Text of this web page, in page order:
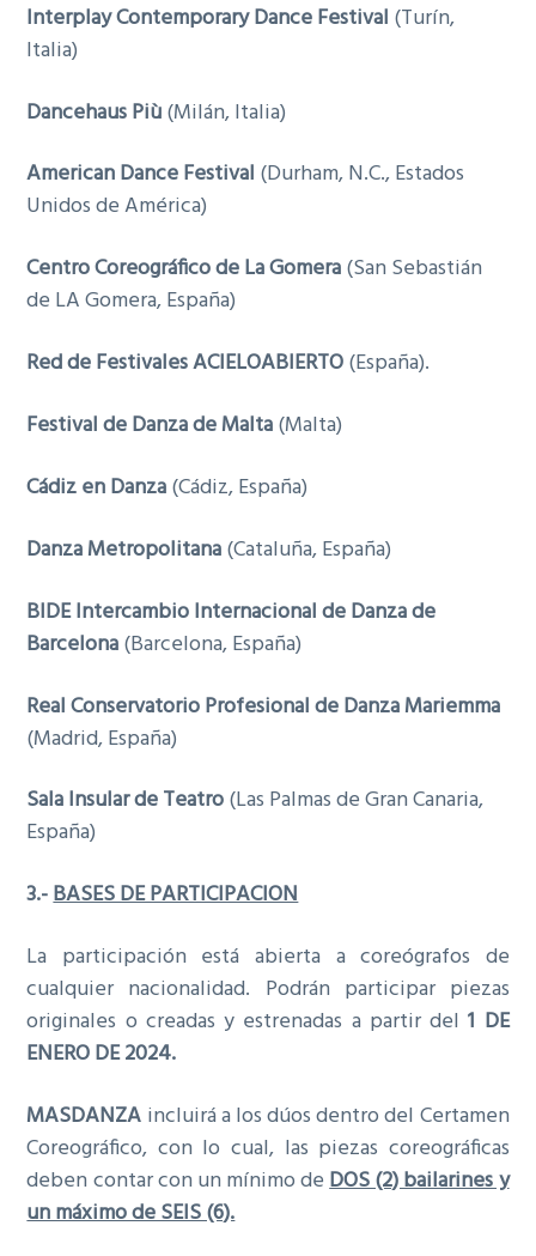
Interplay Contemporary Dance Festival (Turín,
Italia)
Dancehaus Più(Milán, Italia)
American Dance Festival (Durham, N.C., Estados
Unidos de América)
Centro Coreográfico de La Gomera(San Sebastián
de LA Gomera, España)
Red de Festivales ACIELOABIERTO(España).
Festival de Danza de Malta(Malta)
Cádiz en Danza(Cádiz, España)
Danza Metropolitana(Cataluña, España)
BIDE Intercambio Internacional de Danza de
Barcelona(Barcelona, España)
Real Conservatorio Profesional de Danza Mariemma
(Madrid, España)
Sala Insular de Teatro(Las Palmas de Gran Canaria,
España)
3.-BASES DE PARTICIPACION
La participación está abierta a coreógrafos de
cualquier nacionalidad. Podrán participar piezas
originales o creadas y estrenadas a partir del1 DE
ENERO DE 2024.
MASDANZA incluirá a los dúos dentro del Certamen
Coreográfico, con lo cual, las piezas coreográficas
deben contar con un mínimo deDOS (2) bailarines y
un máximo de SEIS (6).